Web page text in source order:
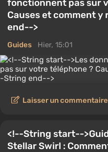
fonctionnent pas sur
Causes et comment
end-->
Guides Hier, 15:01
Laisser un commentaire
<!--String start--
Stellar Swirl :